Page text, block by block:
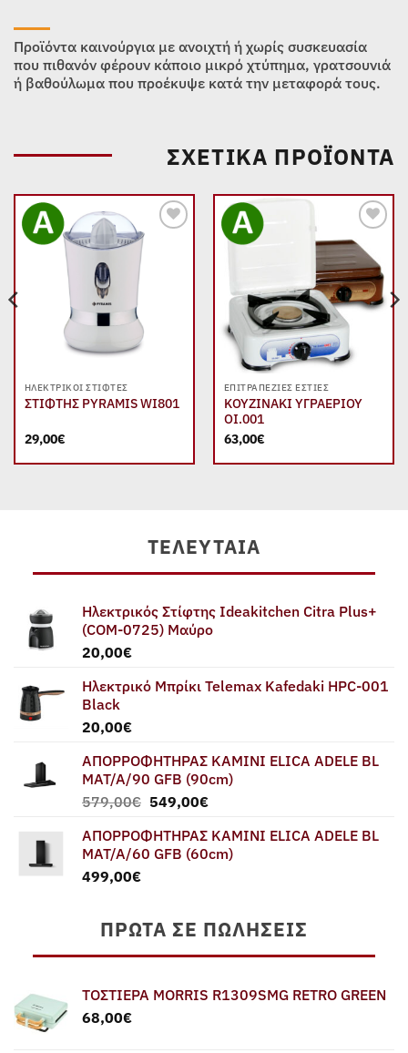
Προϊόντα καινούργια με ανοιχτή ή χωρίς συσκευασία
που πιθανόν φέρουν κάποιο μικρό χτύπημα, γρατσουνιά
ή βαθούλωμα που προέκυψε κατά την μεταφορά τους.
ΣΧΕΤΙΚΆ ΠΡΟΪΌΝΤΑ
ΗΛΕΚΤΡΙΚΟΊ ΣΤΊΦΤΕΣ
ΣΤΙΦΤΗΣ PYRAMIS WI801
29,00€
Add to
wishlist
ΕΠΙΤΡΑΠΈΖΙΕΣ ΕΣΤΊΕΣ
ΚΟΥΖΙΝΑΚΙ ΥΓΡΑΕΡΙΟΥ
ΟΙ.001
63,00€
ΤΕΛΕΥΤΑΊΑ
Ηλεκτρικός Στίφτης Ideakitchen Citra Plus+
(COM-0725) Μαύρο
20,00€
Ηλεκτρικό Μπρίκι Telemax Kafedaki HPC-001
Black
20,00€
ΑΠΟΡΡΟΦΗΤΗΡΑΣ ΚΑΜΙΝΙ ELICA ADELE BL
MAT/A/90 GFB (90cm)
579,00€ Original
was:
579,00€.
549,00€Η
τιμή
είναι:
ΑΠΟΡΡΟΦΗΤΗΡΑΣ ΚΑΜΙΝΙ ELICA ADELE BL
MAT/A/60 GFB (60cm)
499,00€
ΠΡΏΤΑ ΣΕ ΠΩΛΉΣΕΙΣ
ΤΟΣΤΙΕΡΑ MORRIS R1309SMG RETRO GREEN
68,00€